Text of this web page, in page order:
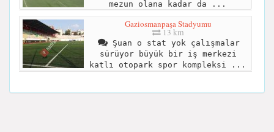
mezun olana kadar da ...
Gaziosmanpaşa Stadyumu
13 km
Şuan o stat yok çalışmalar
sürüyor büyük bir iş merkezi
katlı otopark spor kompleksi ...